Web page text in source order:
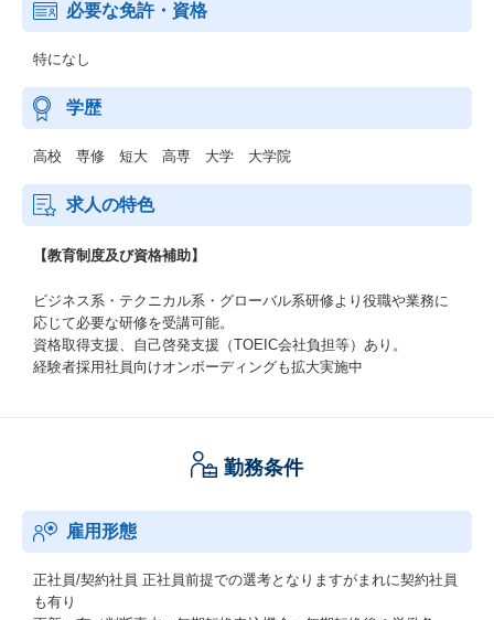
必要な免許・資格
特になし
学歴
高校 専修 短大 高専 大学 大学院
求人の特色
【教育制度及び資格補助】
ビジネス系・テクニカル系・グローバル系研修より役職や業務に
応じて必要な研修を受講可能。
資格取得支援、自己啓発支援（TOEIC会社負担等）あり。
経験者採用社員向けオンボーディングも拡大実施中
勤務条件
雇用形態
正社員/契約社員 正社員前提での選考となりますがまれに契約社員
も有り